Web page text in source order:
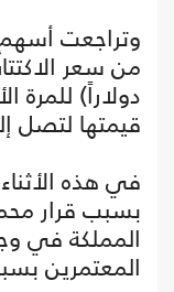
وتراجعت
قيمتها لتصل إلى 30
في هذه
بسبب قرار
المملكة في
المعتمرين